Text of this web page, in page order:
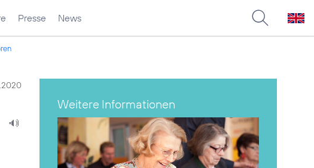
Presse News
Weitere Informationen